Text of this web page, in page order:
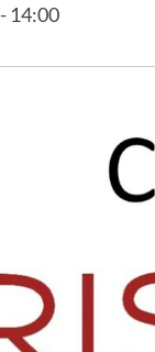
- 14:00